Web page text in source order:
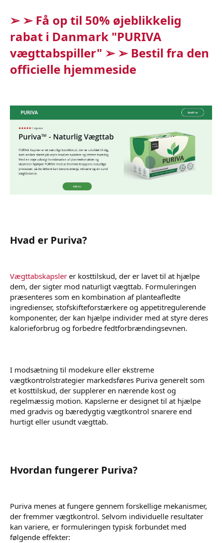
➢ ➢ Få op til 50% øjeblikkelig
rabat i Danmark "PURIVA
vægttabspiller" ➢ ➢ Bestil fra den
officielle hjemmeside
Hvad er Puriva?
Vægttabskapsler er kosttilskud, der er lavet til at hjælpe
dem, der sigter mod naturligt vægttab. Formuleringen
præsenteres som en kombination af planteafledte
ingredienser, stofskifteforstærkere og appetitregulerende
komponenter, der kan hjælpe individer med at styre deres
kalorieforbrug og forbedre fedtforbrændingsevnen.
I modsætning til modekure eller ekstreme
vægtkontrolstrategier markedsføres Puriva generelt som
et kosttilskud, der supplerer en nærende kost og
regelmæssig motion. Kapslerne er designet til at hjælpe
med gradvis og bæredygtig vægtkontrol snarere end
hurtigt eller usundt vægttab.
Hvordan fungerer Puriva?
Puriva menes at fungere gennem forskellige mekanismer,
der fremmer vægtkontrol. Selvom individuelle resultater
kan variere, er formuleringen typisk forbundet med
følgende effekter: